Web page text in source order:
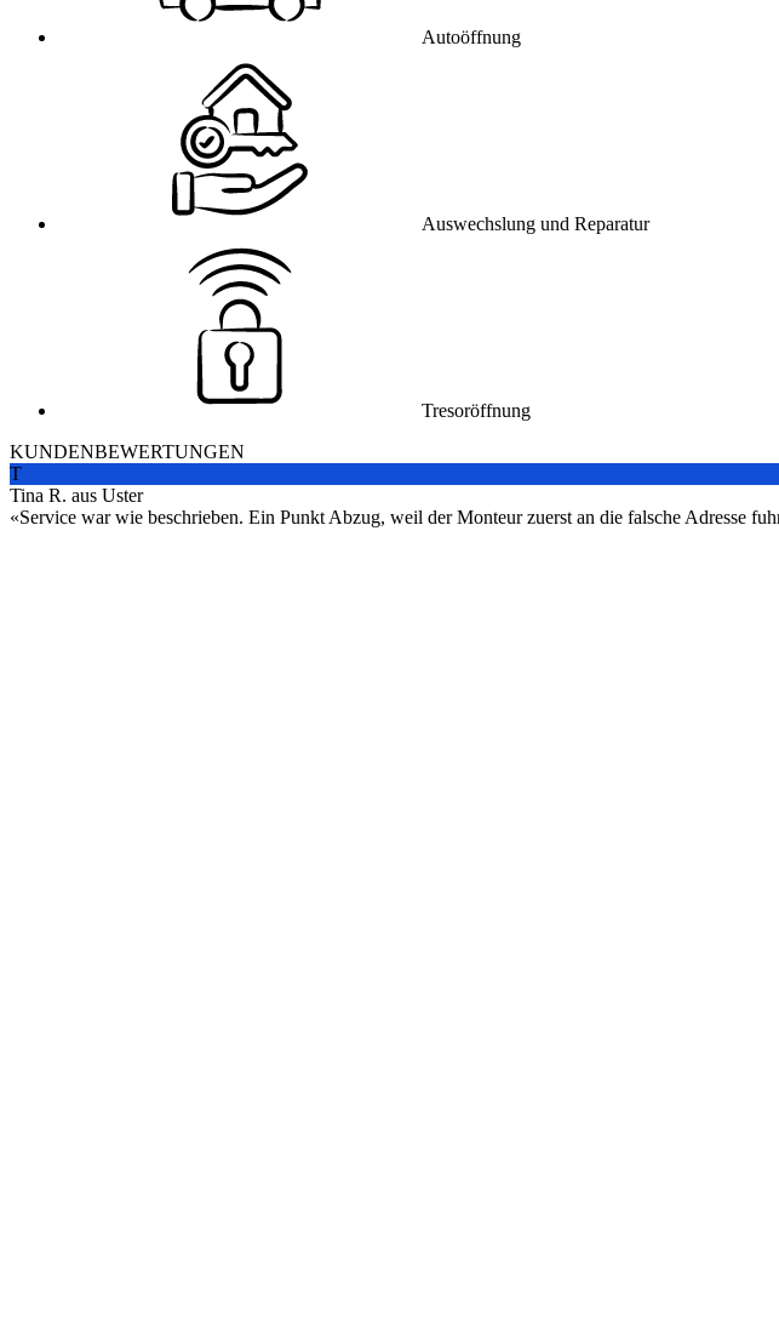
Autoöffnung
Auswechslung und Reparatur
Tresoröffnung
KUNDENBEWERTUNGEN
T
Tina R. aus Uster
Service war wie beschrieben. Ein Punkt Abzug, weil der Monteur zuerst an die falsche Adresse